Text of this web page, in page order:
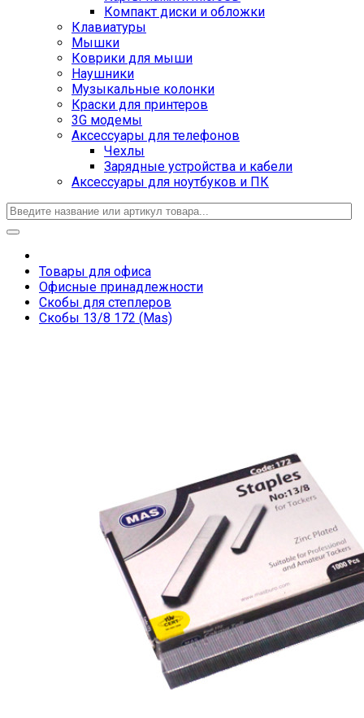
Компакт диски и обложки
Клавиатуры
Мышки
Коврики для мыши
Наушники
Музыкальные колонки
Краски для принтеров
3G модемы
Аксессуары для телефонов
Чехлы
Зарядные устройства и кабели
Аксессуары для ноутбуков и ПК
Товары для офиса
Офисные принадлежности
Скобы для степлеров
Cкобы 13/8 172 (Mas)